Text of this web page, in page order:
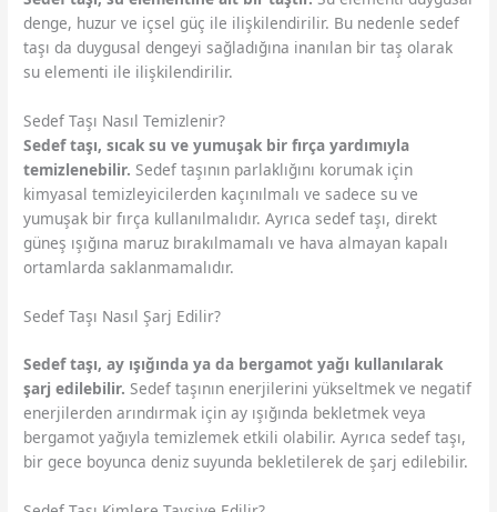
denge, huzur ve içsel güç ile ilişkilendirilir. Bu nedenle sedef
taşı da duygusal dengeyi sağladığına inanılan bir taş olarak
su elementi ile ilişkilendirilir.
Sedef Taşı Nasıl Temizlenir?
Sedef taşı, sıcak su ve yumuşak bir fırça yardımıyla
temizlenebilir. Sedef taşının parlaklığını korumak için
kimyasal temizleyicilerden kaçınılmalı ve sadece su ve
yumuşak bir fırça kullanılmalıdır. Ayrıca sedef taşı, direkt
güneş ışığına maruz bırakılmamalı ve hava almayan kapalı
ortamlarda saklanmamalıdır.
Sedef Taşı Nasıl Şarj Edilir?
Sedef taşı, ay ışığında ya da bergamot yağı kullanılarak
şarj edilebilir. Sedef taşının enerjilerini yükseltmek ve negatif
enerjilerden arındırmak için ay ışığında bekletmek veya
bergamot yağıyla temizlemek etkili olabilir. Ayrıca sedef taşı,
bir gece boyunca deniz suyunda bekletilerek de şarj edilebilir.